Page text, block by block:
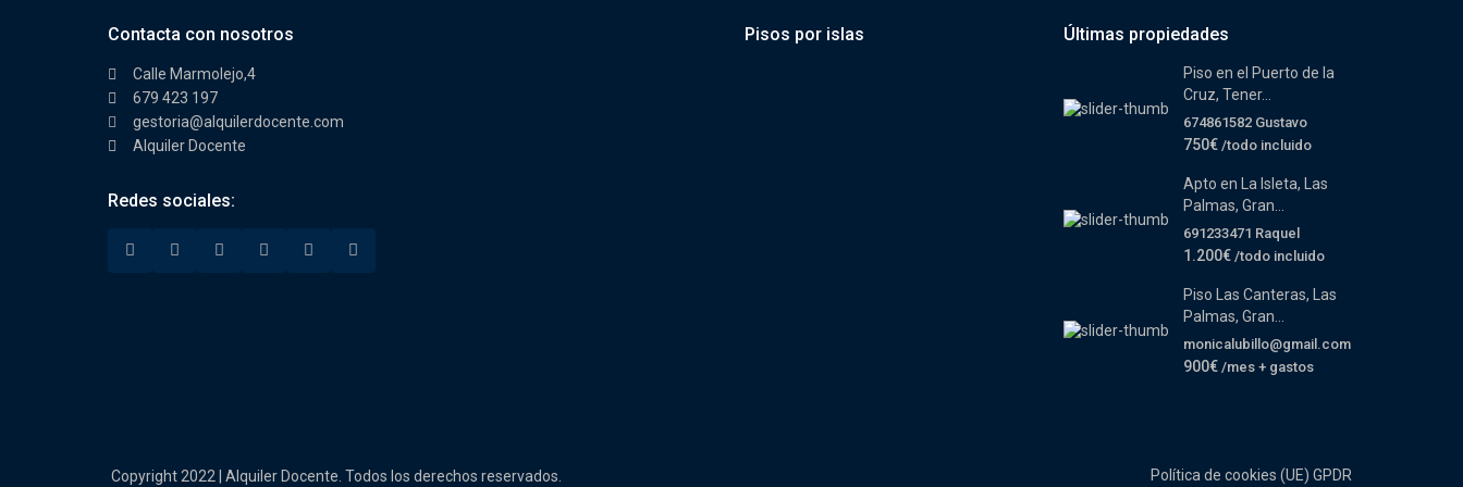
Contacta con nosotros
Calle Marmolejo,4
679 423 197
gestoria@alquilerdocente.com
Alquiler Docente
Redes sociales:
Pisos por islas Últimas propiedades
Piso en el Puerto de la
Cruz, Tener...
674861582 Gustavo
750€ /todo incluido
Apto en La Isleta, Las
Palmas, Gran...
691233471 Raquel
1.200€ /todo incluido
Piso Las Canteras, Las
Palmas, Gran...
monicalubillo@gmail.com
900€ /mes + gastos
Copyright 2022 | Alquiler Docente. Todos los derechos reservados. Política de cookies (UE) GPDR